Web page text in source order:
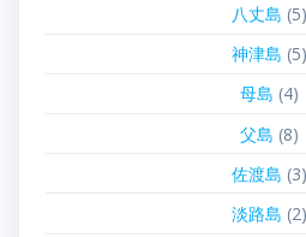
八丈島 (5)
神津島 (5)
母島 (4)
父島 (8)
佐渡島 (3)
淡路島 (2)